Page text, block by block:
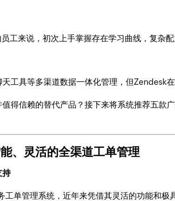
工来说，初次上手掌握存在学习曲线，复杂配
工具等多渠道数据一体化管理，但Zendesk
得信赖的替代产品？接下来将系统推荐五
、灵活的全渠道工单管理
持
工单管理系统，近年来凭借其灵活的功能和